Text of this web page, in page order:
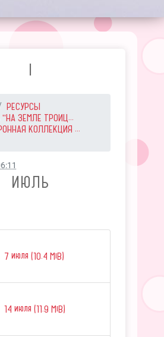
I
РЕСУРСЫ
"НА ЗЕМЛЕ ТРОИЦ...
КОЛЛЕКЦИЯ ...
ИЮЛЬ
7 июля (10.4 MiB)
14 июля (11.9 MiB)